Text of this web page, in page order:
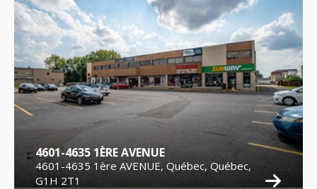
4601-4635 1ÈRE AVENUE
4601-4635 1ère AVENUE, Québec, Québec,
G1H 2T1